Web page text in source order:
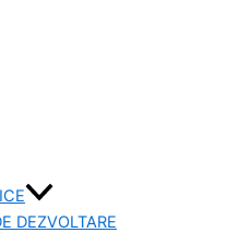
DEZVOLTARE